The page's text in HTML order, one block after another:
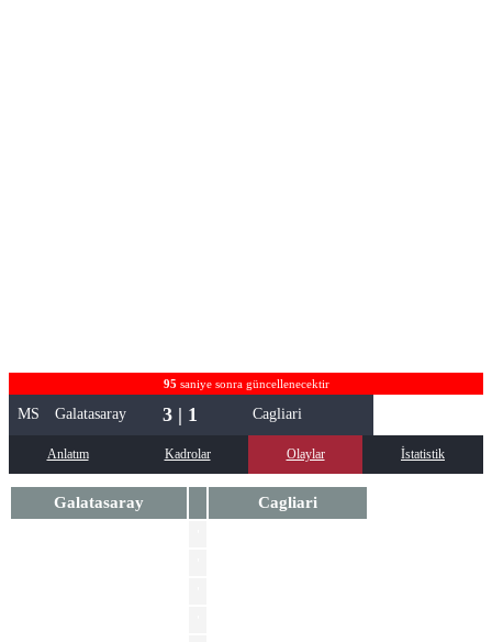
95 saniye sonra güncellenecektir
MS Galatasaray 3 | 1 Cagliari
Anlatım Kadrolar Olaylar İstatistik
Galatasaray Cagliari